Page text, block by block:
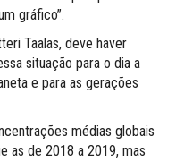
gráfico”.
Taalas, deve haver
situação para o dia a
e para as gerações
médias globais
as de 2018 a 2019, mas